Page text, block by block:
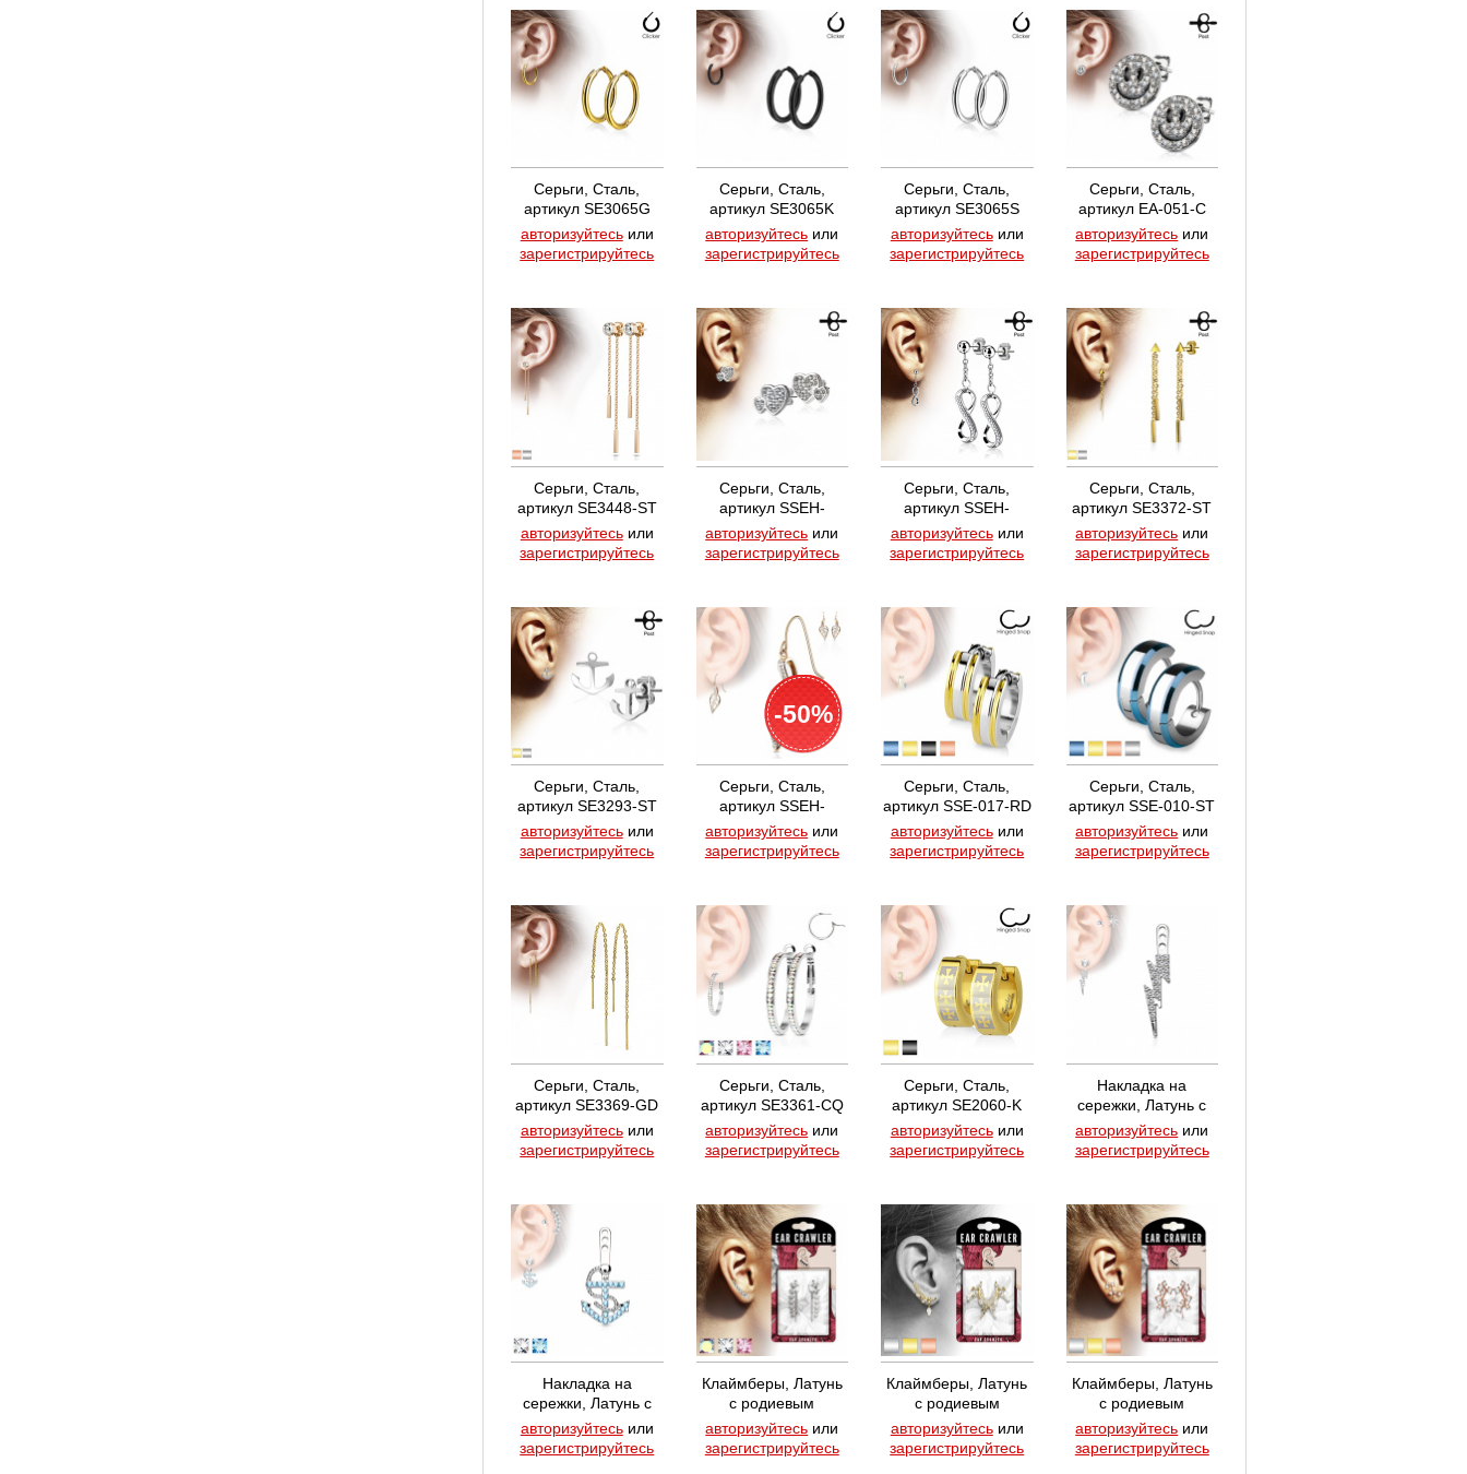
Серьги, Сталь,
артикул SE3065G
авторизуйтесьили
зарегистрируйтесь
Серьги, Сталь,
артикул SE3065K
авторизуйтесь или
зарегистрируйтесь
Серьги, Сталь,
артикул SE3065S
авторизуйтесьили
зарегистрируйтесь
Серьги, Сталь,
артикул EA-051-C
авторизуйтесь или
зарегистрируйтесь
Серьги, Сталь,
артикул SE3448-ST
авторизуйтесьили
зарегистрируйтесь
Серьги, Сталь,
артикул SSEH-
10265-ST
авторизуйтесь или
зарегистрируйтесь
Серьги, Сталь,
артикул SSEH-
10248-ST
авторизуйтесьили
зарегистрируйтесь
Серьги, Сталь,
артикул SE3372-ST
авторизуйтесь или
зарегистрируйтесь
Серьги, Сталь,
артикул SE3293-ST
авторизуйтесьили
зарегистрируйтесь
-50%
Серьги, Сталь,
артикул SSEH-
10247-RD
авторизуйтесь или
зарегистрируйтесь
Серьги, Сталь,
артикул SSE-017-RD
авторизуйтесьили
зарегистрируйтесь
Серьги, Сталь,
артикул SSE-010-ST
авторизуйтесь или
зарегистрируйтесь
Серьги, Сталь,
артикул SE3369-GD
авторизуйтесьили
зарегистрируйтесь
Серьги, Сталь,
артикул SE3361-CQ
авторизуйтесь или
зарегистрируйтесь
Серьги, Сталь,
артикул SE2060-K
авторизуйтесьили
зарегистрируйтесь
Накладка на
сережки, Латунь с
родиевым
покрытием, артикул
ED-045R-C
авторизуйтесь или
зарегистрируйтесь
Накладка на
сережки, Латунь с
родиевым
покрытием, артикул
ED-042-Q
авторизуйтесьили
зарегистрируйтесь
Клаймберы, Латунь
с родиевым
покрытием, артикул
EL-22-C
авторизуйтесь или
зарегистрируйтесь
Клаймберы, Латунь
с родиевым
покрытием, артикул
EL-21-GDC
авторизуйтесьили
зарегистрируйтесь
Клаймберы, Латунь
с родиевым
покрытием, артикул
EL-15-GDC
авторизуйтесь или
зарегистрируйтесь